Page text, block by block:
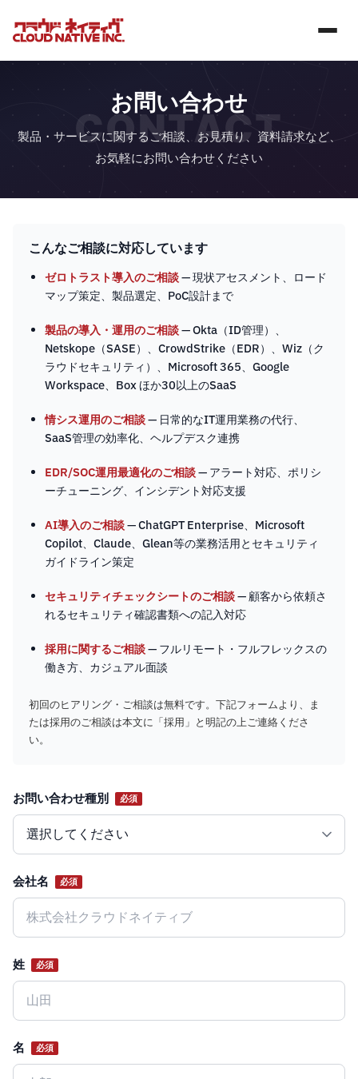
CONTACT
お問い合わせ
製品・サービスに関するご相談、お見積り、資料請求など、
お気軽にお問い合わせください
こんなご相談に対応しています
ゼロトラスト導入のご相談— 現状アセスメント、ロード
マップ策定、製品選定、PoC設計まで
製品の導入・運用のご相談— Okta（ID管理）、
Netskope（SASE）、CrowdStrike（EDR）、Wiz（ク
ラウドセキュリティ）、Microsoft 365、Google
Workspace、Box ほか30以上のSaaS
情シス運用のご相談— 日常的なIT運用業務の代行、
SaaS管理の効率化、ヘルプデスク連携
EDR/SOC運用最適化のご相談— アラート対応、ポリシ
ーチューニング、インシデント対応支援
AI導入のご相談— ChatGPT Enterprise、Microsoft
Copilot、Claude、Glean等の業務活用とセキュリティ
ガイドライン策定
セキュリティチェックシートのご相談— 顧客から依頼さ
れるセキュリティ確認書類への記入対応
採用に関するご相談— フルリモート・フルフレックスの
働き方、カジュアル面談
初回のヒアリング・ご相談は無料です。下記フォームより、ま
たは採用のご相談は本文に「採用」と明記の上ご連絡くださ
い。
Website
お問い合わせ種別 必須
会社名 必須
姓 必須
名 必須